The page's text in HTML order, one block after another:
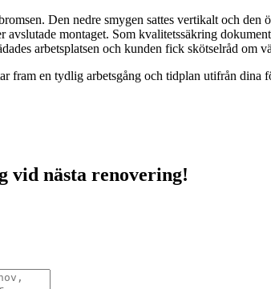
Den nedre smygen sattes vertikalt och
montaget. Som kvalitetssäkring
arbetsplatsen och kunden fick skötselråd om
en tydlig arbetsgång och tidplan utifrån dina
vid nästa renovering!